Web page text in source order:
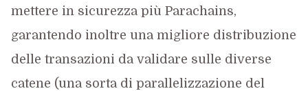
mettere in sicurezza più Parachains,
garantendo inoltre una migliore distribuzione
delle transazioni da validare sulle diverse
catene (una sorta di parallelizzazione del